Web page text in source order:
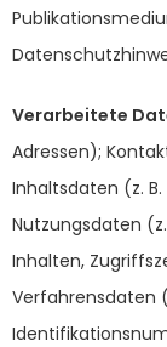
Verarbeitete
Adressen);
Inhaltsdaten (z.
Nutzungsdaten
Inhalten,
Verfahrensdaten